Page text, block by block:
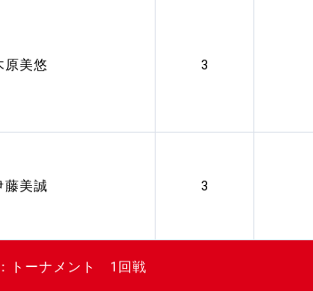
原美悠 3
藤美誠 3
トーナメント 1回戦